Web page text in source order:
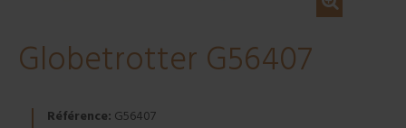
Globetrotter G56407
Référence: G56407